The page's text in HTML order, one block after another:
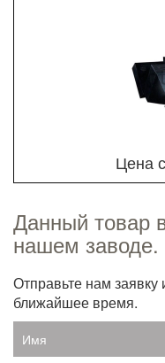
Цена
Данный товар
нашем заводе.
Отправьте нам
ближайшее время.
Имя